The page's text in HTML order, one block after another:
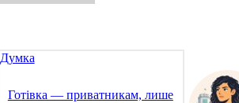
Думка
Готівка — приватникам, лише